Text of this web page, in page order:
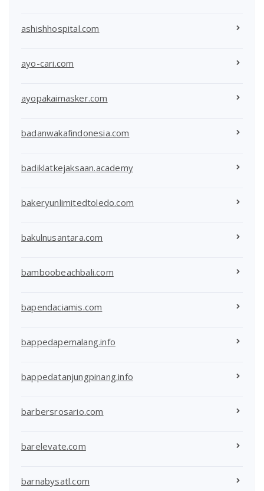
ashishhospital.com
ayo-cari.com
ayopakaimasker.com
badanwakafindonesia.com
badiklatkejaksaan.academy
bakeryunlimitedtoledo.com
bakulnusantara.com
bamboobeachbali.com
bapendaciamis.com
bappedapemalang.info
bappedatanjungpinang.info
barbersrosario.com
barelevate.com
barnabysatl.com